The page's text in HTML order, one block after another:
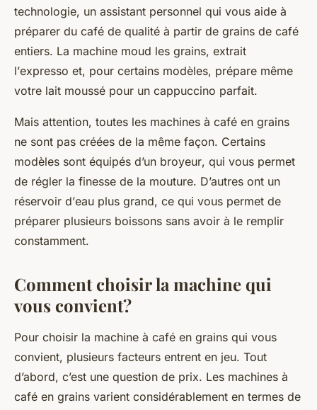
technologie, un assistant personnel qui vous aide à
préparer du café de qualité à partir de grains de café
entiers. La machine moud les grains, extrait
l’expresso et, pour certains modèles, prépare même
votre lait moussé pour un cappuccino parfait.
Mais attention, toutes les machines à café en grains
ne sont pas créées de la même façon. Certains
modèles sont équipés d’un broyeur, qui vous permet
de régler la finesse de la mouture. D’autres ont un
réservoir d’eau plus grand, ce qui vous permet de
préparer plusieurs boissons sans avoir à le remplir
constamment.
Comment choisir la machine qui
vous convient?
Pour choisir la machine à café en grains qui vous
convient, plusieurs facteurs entrent en jeu. Tout
d’abord, c’est une question de prix. Les machines à
café en grains varient considérablement en termes de